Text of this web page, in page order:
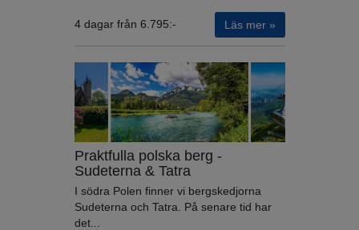
4 dagar från 6.795:- Läs mer »
Praktfulla polska berg -
Sudeterna & Tatra
I södra Polen finner vi bergskedjorna
Sudeterna och Tatra. På senare tid har
det...